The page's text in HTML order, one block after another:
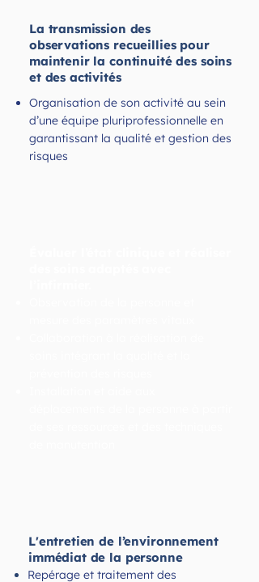
La transmission des
observations recueillies pour
maintenir la continuité des soins
et des activités
Organisation de son activité au sein
d’une équipe pluriprofessionnelle en
garantissant la qualité et gestion des
risques
L'entretien de l’environnement
immédiat de la personne
Repérage et traitement des